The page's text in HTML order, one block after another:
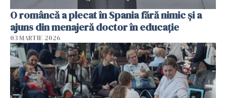
O româncă a plecat în Spania fără nimic și a
ajuns din menajeră doctor în educație
03 MARTIE 2026